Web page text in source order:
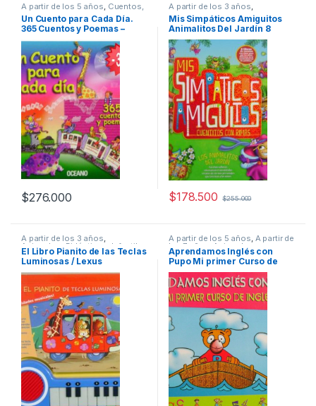
A partir de los 5 años Cuentos,
Fabulas y Relatos ,Infantil ,
Ofertas
Un Cuento para Cada Día.
365 Cuentos y Poemas –
Oceano
$276.000
A partir de los 3 años
Animados ,Cuentos, Fabulas y
Relatos, Cultura Para Niños,
Didácticos,Infantil,Ofertas
Mis Simpáticos Amiguitos
Animalitos Del Jardín 8
Libritos – Lexus
$178.500 $255.000
A partir de los 3 años,
Animados, Didácticos Infantil
Ofertas,Pasatiempos
El Libro Pianito de las Teclas
Luminosas / Lexus
A partir de los 5 años, A partir de
los 7 años Animados
Didácticos,Idiomas,Idiomas y
Lingüística,Infantil
Aprendamos Inglés con
Pupo Mi primer Curso de
Ingles – Zamora